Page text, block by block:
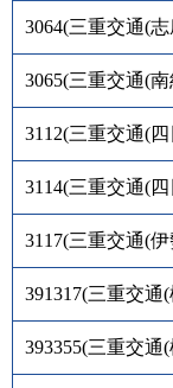
3064(三重交通(
3065(三重交通(
3112(三重交通(
3114(三重交通(
3117(三重交通(
391317(三重交通
393355(三重交通